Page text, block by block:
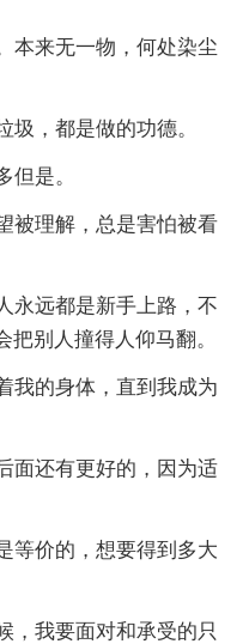
本来无一物，何处染尘
圾，都是做的功德。
但是。
被理解，总是害怕被看
永远都是新手上路，不
别人撞得人仰马翻。
我的身体，直到我成为
面还有更好的，因为适
等价的，想要得到多大
，我要面对和承受的只